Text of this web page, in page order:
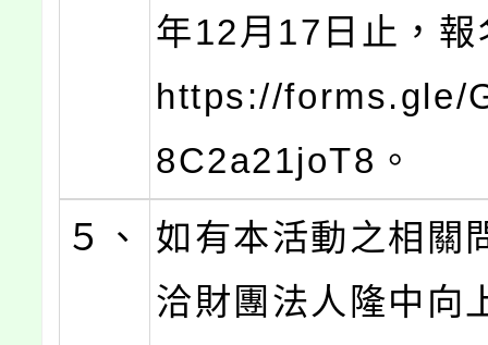
年12月17日止，報
https://forms.gle/
8C2a21joT8。
５、
如有本活動之相關
洽財團法人隆中向